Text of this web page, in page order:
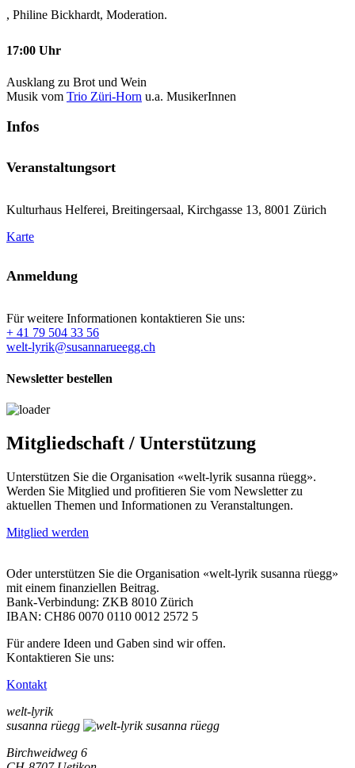
, Philine Bickhardt, Moderation.
17:00 Uhr
Ausklang zu Brot und Wein
Musik vom Trio Züri-Horn u.a. MusikerInnen
Infos
Veranstaltungsort
Kulturhaus Helferei, Breitingersaal, Kirchgasse 13, 8001 Zürich
Karte
Anmeldung
Für weitere Informationen kontaktieren Sie uns:
+ 41 79 504 33 56
welt-lyrik@susannarueegg.ch
Newsletter bestellen
Mitgliedschaft / Unterstützung
Unterstützen Sie die Organisation «welt-lyrik susanna rüegg».
Werden Sie Mitglied und profitieren Sie vom Newsletter zu
aktuellen Themen und Informationen zu Veranstaltungen.
Mitglied werden
Oder unterstützen Sie die Organisation «welt-lyrik susanna rüegg»
mit einem finanziellen Beitrag.
Bank-Verbindung: ZKB 8010 Zürich
IBAN: CH86 0070 0110 0012 2572 5
Für andere Ideen und Gaben sind wir offen.
Kontaktieren Sie uns:
Kontakt
welt-lyrik
susanna rüegg
Birchweidweg 6